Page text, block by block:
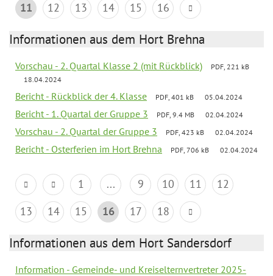
11
12 13 14 15 16
Informationen aus dem Hort Brehna
Vorschau - 2. Quartal Klasse 2 (mit Rückblick)
PDF, 221 kB
18.04.2024
Bericht - Rückblick der 4. Klasse PDF, 401 kB 05.04.2024
Bericht - 1. Quartal der Gruppe 3 PDF, 9.4 MB 02.04.2024
Vorschau - 2. Quartal der Gruppe 3 PDF, 423 kB 02.04.2024
Bericht - Osterferien im Hort Brehna PDF, 706 kB 02.04.2024
1 ... 9 10 11
12
13
14 15 16 17 18
Informationen aus dem Hort Sandersdorf
Information - Gemeinde- und Kreiselternvertreter 2025-